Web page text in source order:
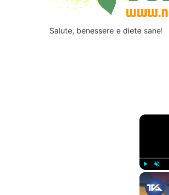
Salute, benessere e diete sane!